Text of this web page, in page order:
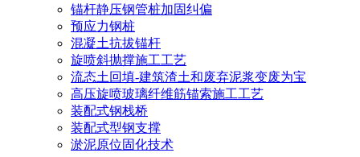
锚杆静压钢管桩加固纠偏
预应力钢桩
混凝土抗拔锚杆
旋喷斜抛撑施工工艺
流态土回填-建筑渣土和废弃泥浆变废为宝
高压旋喷玻璃纤维筋锚索施工工艺
装配式钢栈桥
装配式型钢支撑
淤泥原位固化技术